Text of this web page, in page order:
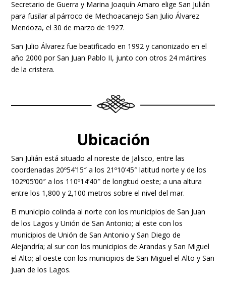
Secretario de Guerra y Marina Joaquín Amaro elige San Julián
para fusilar al párroco de Mechoacanejo San Julio Álvarez
Mendoza, el 30 de marzo de 1927.
San Julio Álvarez fue beatificado en 1992 y canonizado en el
año 2000 por San Juan Pablo II, junto con otros 24 mártires
de la cristera.
Ubicación
San Julián está situado al noreste de Jalisco, entre las
coordenadas 20º54’15″ a los 21º10’45″ latitud norte y de los
102º05’00″ a los 110º14’40″ de longitud oeste; a una altura
entre los 1,800 y 2,100 metros sobre el nivel del mar.
El municipio colinda al norte con los municipios de San Juan
de los Lagos y Unión de San Antonio; al este con los
municipios de Unión de San Antonio y San Diego de
Alejandría; al sur con los municipios de Arandas y San Miguel
el Alto; al oeste con los municipios de San Miguel el Alto y San
Juan de los Lagos.